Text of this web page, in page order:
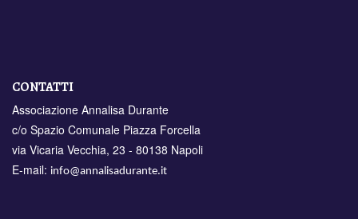
CONTATTI
Associazione Annalisa Durante
c/o Spazio Comunale Piazza Forcella
via Vicaria Vecchia, 23 - 80138 Napoli
E-mail: info@annalisadurante.it